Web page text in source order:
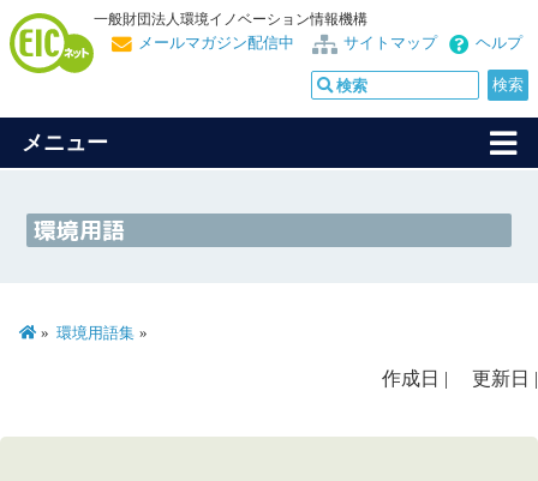
一般財団法人環境イノベーション情報機構
ヘルプ
サイトマップ
メールマガジン配信中
メニュー
環境用語
環境用語集
作成日 | 更新日 |